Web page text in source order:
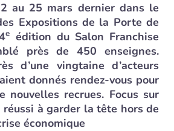
au 25 mars dernier dans le
Expositions de la Porte de
e édition du Salon Franchise
près de 450 enseignes.
d’une vingtaine d’acteurs
donnés rendez-vous pour
recrues. Focus sur
réussi à garder la tête hors de
économique